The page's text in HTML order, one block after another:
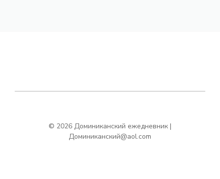
© 2026 Доминиканский ежедневник |
Доминиканский@aol.com